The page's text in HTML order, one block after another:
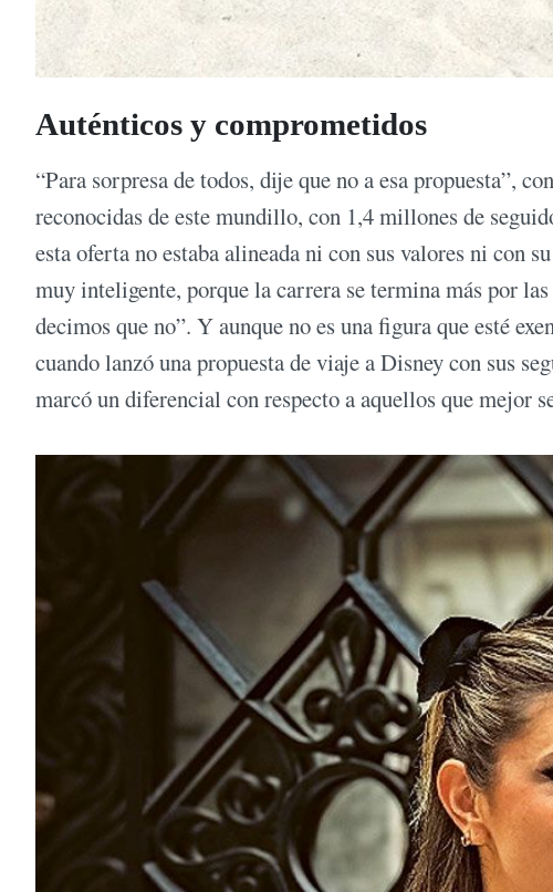
Auténticos y comprometidos
“Para sorpresa de todos, dije que no a esa propuesta”,
reconocidas de este mundillo, con 1,4 millones de
esta oferta no estaba alineada ni con sus valores ni con
muy inteligente, porque la carrera se termina más por
decimos que no”. Y aunque no es una figura que esté
cuando lanzó una propuesta de viaje a Disney con sus
marcó un diferencial con respecto a aquellos que mejor